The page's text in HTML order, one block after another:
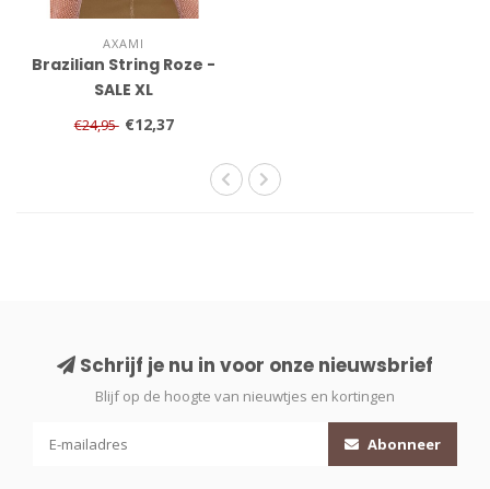
AXAMI
Brazilian String Roze -
SALE XL
€24,95 €12,37
Schrijf je nu in voor onze nieuwsbrief
Blijf op de hoogte van nieuwtjes en kortingen
Abonneer